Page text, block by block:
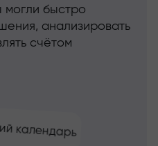
календарь
могли быстро
анализировать
счётом